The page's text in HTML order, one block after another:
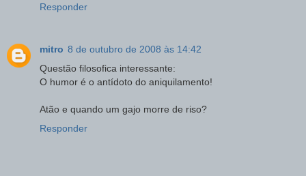
Responder
mitro 8 de outubro de 2008 às 14:42
Questão filosofica interessante:
O humor é o antídoto do aniquilamento!
Atão e quando um gajo morre de riso?
Responder